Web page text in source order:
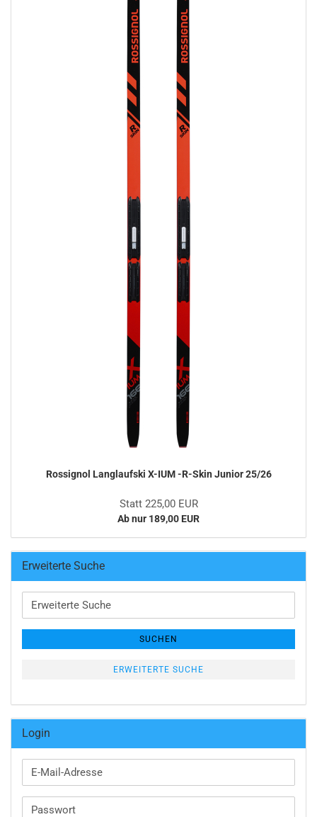
Rossignol Langlaufski X-IUM -R-Skin Junior 25/26
Statt 225,00 EUR
Ab nur 189,00 EUR
Erweiterte Suche
Erweiterte
Suche
SUCHEN
ERWEITERTE SUCHE
Login
E-
Mail-
Passwort